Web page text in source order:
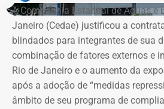
A Companhia Estadual de Águas e
Janeiro (Cedae) justificou a
blindados para integrantes de sua
combinação de fatores externos e
Rio de Janeiro e o aumento da
após a adoção de “medidas
âmbito de seu programa de